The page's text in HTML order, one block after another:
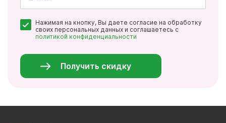
*
Нажимая на кнопку, Вы даете согласие на обработку
своих персональных данных и соглашаетесь с
политикой конфиденциальности
Получить скидку